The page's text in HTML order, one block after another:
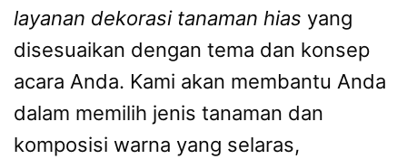
layanan dekorasi tanaman hias yang
disesuaikan dengan tema dan konsep
acara Anda. Kami akan membantu Anda
dalam memilih jenis tanaman dan
komposisi warna yang selaras,